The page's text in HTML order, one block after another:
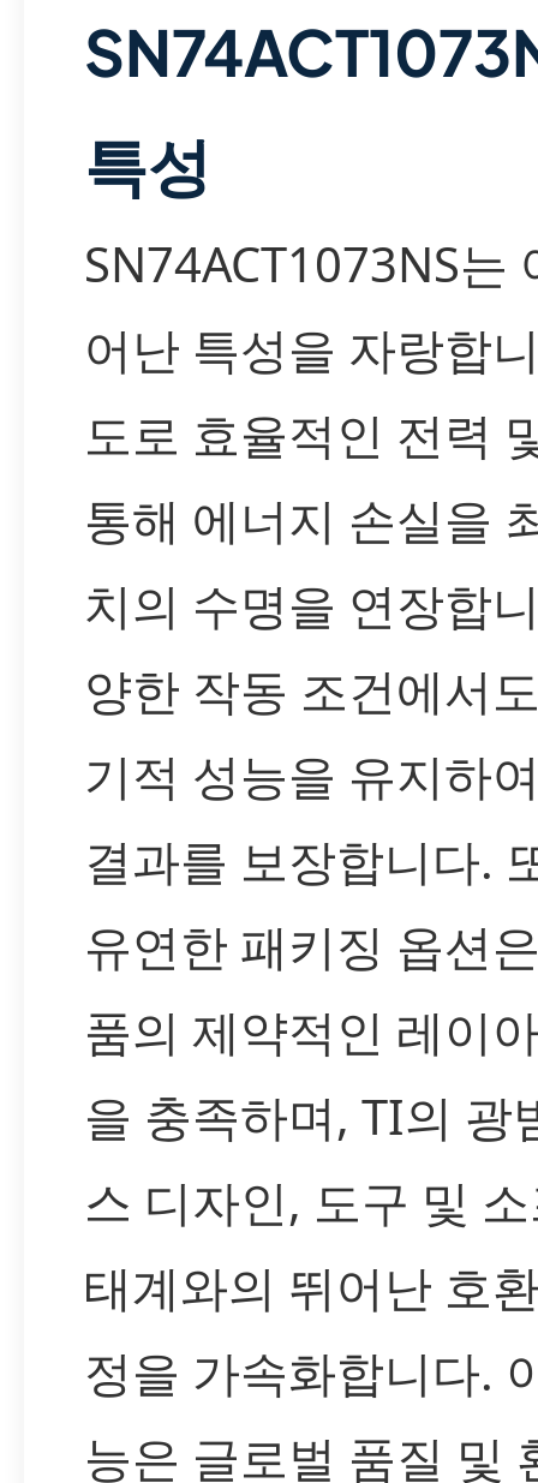
특성
SN74ACT1073NS는
어난 특성을 자랑합
도로 효율적인 전력
통해 에너지 손실을
치의 수명을 연장합
양한 작동 조건에서
기적 성능을 유지하
결과를 보장합니다.
유연한 패키징 옵션
품의 제약적인 레이
을 충족하며, TI의 광
스 디자인, 도구 및
태계와의 뛰어난 호
정을 가속화합니다.
능은 글로벌 품질 및